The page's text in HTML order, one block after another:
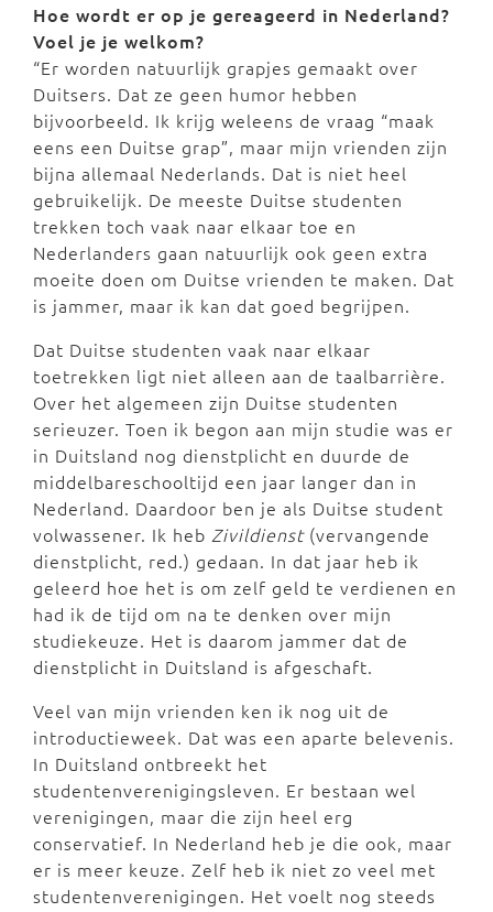
Hoe wordt er op je gereageerd in Nederland?
Voel je je welkom?
“Er worden natuurlijk grapjes gemaakt over
Duitsers. Dat ze geen humor hebben
bijvoorbeeld. Ik krijg weleens de vraag “maak
eens een Duitse grap”, maar mijn vrienden zijn
bijna allemaal Nederlands. Dat is niet heel
gebruikelijk. De meeste Duitse studenten
trekken toch vaak naar elkaar toe en
Nederlanders gaan natuurlijk ook geen extra
moeite doen om Duitse vrienden te maken. Dat
is jammer, maar ik kan dat goed begrijpen.
Dat Duitse studenten vaak naar elkaar
toetrekken ligt niet alleen aan de taalbarrière.
Over het algemeen zijn Duitse studenten
serieuzer. Toen ik begon aan mijn studie was er
in Duitsland nog dienstplicht en duurde de
middelbareschooltijd een jaar langer dan in
Nederland. Daardoor ben je als Duitse student
volwassener. Ik heb Zivildienst(vervangende
dienstplicht, red.) gedaan. In dat jaar heb ik
geleerd hoe het is om zelf geld te verdienen en
had ik de tijd om na te denken over mijn
studiekeuze. Het is daarom jammer dat de
dienstplicht in Duitsland is afgeschaft.
Veel van mijn vrienden ken ik nog uit de
introductieweek. Dat was een aparte belevenis.
In Duitsland ontbreekt het
studentenverenigingsleven. Er bestaan wel
verenigingen, maar die zijn heel erg
conservatief. In Nederland heb je die ook, maar
er is meer keuze. Zelf heb ik niet zo veel met
studentenverenigingen. Het voelt nog steeds